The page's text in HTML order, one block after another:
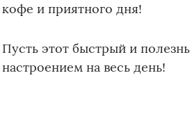
кофе и приятного дня!
Пусть этот быстрый и
настроением на весь день!